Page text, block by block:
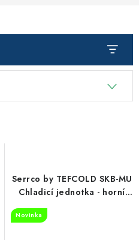
Kontakty
Serrco by TEFCOLD SKB-MU
Chladicí jednotka - horní
Novinka